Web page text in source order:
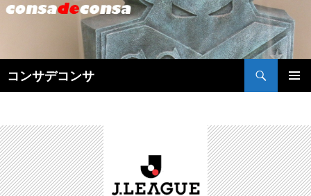
コンサデコンサ
索
ン
ツ
へ
ス
キ